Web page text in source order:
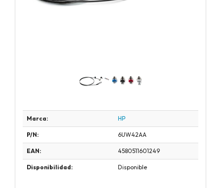
Marca: HP
P/N: 6UW42AA
EAN: 4580511601249
Disponibilidad: Disponible